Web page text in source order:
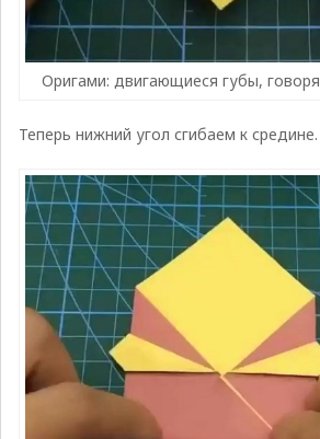
Оригами: двигающиеся губы,
Теперь нижний угол сгибаем к средине.